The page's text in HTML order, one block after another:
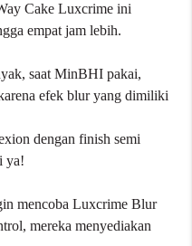
Cake Luxcrime ini
empat jam lebih.
saat MinBHI pakai,
efek blur yang dimiliki
dengan finish semi
ya!
mencoba Luxcrime Blur
, mereka menyediakan